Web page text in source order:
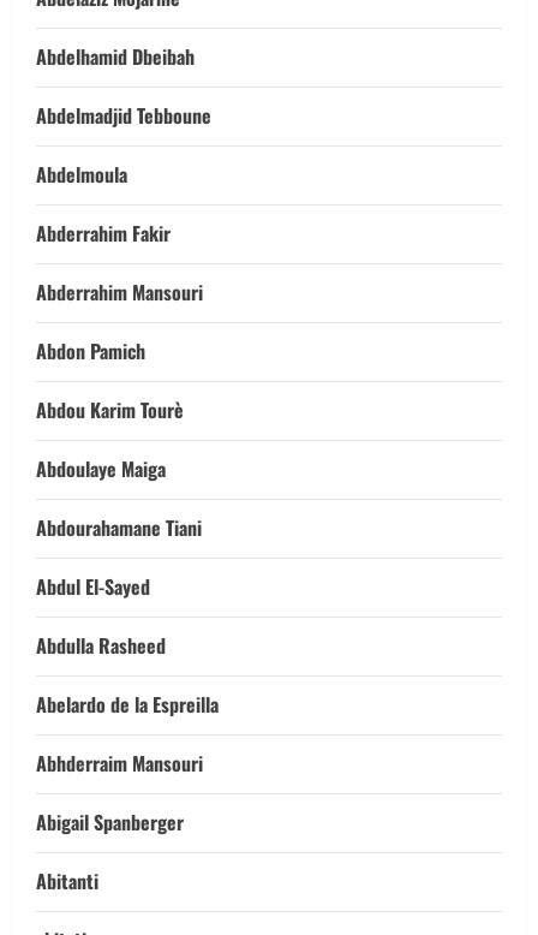
Abdelhamid Dbeibah
Abdelmadjid Tebboune
Abdelmoula
Abderrahim Fakir
Abderrahim Mansouri
Abdon Pamich
Abdou Karim Tourè
Abdoulaye Maiga
Abdourahamane Tiani
Abdul El-Sayed
Abdulla Rasheed
Abelardo de la Espreilla
Abhderraim Mansouri
Abigail Spanberger
Abitanti